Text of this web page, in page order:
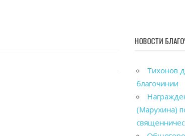
НОВОСТИ
Тихонов
благочинии
(Марухина)